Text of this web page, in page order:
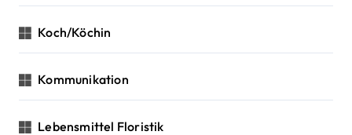
Koch/Köchin
Kommunikation
Lebensmittel Floristik